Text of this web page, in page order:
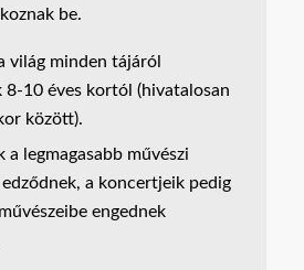
be.
világ minden tájáról
8-10 éves kortól (hivatalosan
között).
a legmagasabb művészi
a koncertjeik pedig
engednek